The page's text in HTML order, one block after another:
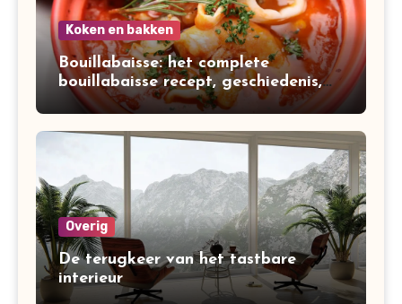
Koken en bakken
Bouillabaisse: het complete
bouillabaisse recept, geschiedenis,
variaties en bereiding
Overig
De terugkeer van het tastbare
interieur